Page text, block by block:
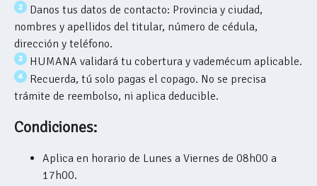
Danos tus datos de contacto: Provincia y ciudad,
nombres y apellidos del titular, número de cédula,
dirección y teléfono.
HUMANA validará tu cobertura y vademécum aplicable.
Recuerda, tú solo pagas el copago. No se precisa
trámite de reembolso, ni aplica deducible.
Condiciones:
Aplica en horario de Lunes a Viernes de 08h00 a
17h00.